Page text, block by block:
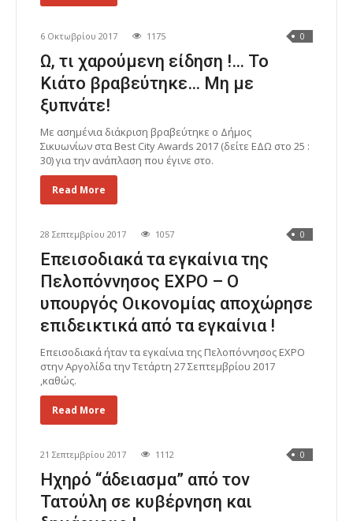
6 Οκτωβρίου 2017 1175 0
Ω, τι χαρούμενη είδηση !… Το
Κιάτο βραβεύτηκε… Μη με
ξυπνάτε!
Με ασημένια διάκριση βραβεύτηκε ο Δήμος
Σικυωνίων στα Best City Awards 2017 (δείτε ΕΔΩ στο 25 :
30) για την ανάπλαση που έγινε στο.
Read More
28 Σεπτεμβρίου 2017 1057 0
Επεισοδιακά τα εγκαίνια της
Πελοπόννησος EXPO – Ο
υπουργός Οικονομίας αποχώρησε
επιδεικτικά από τα εγκαίνια !
Επεισοδιακά ήταν τα εγκαίνια της Πελοπόννησος EXPO
στην Αργολίδα την Τετάρτη 27 Σεπτεμβρίου 2017
,καθώς.
Read More
21 Σεπτεμβρίου 2017 1112 0
Ηχηρό “άδειασμα” από τον
Τατούλη σε κυβέρνηση και